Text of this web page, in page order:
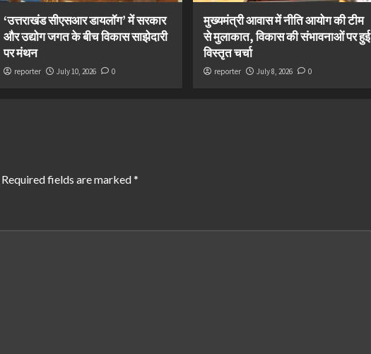
‘उत्तराखंड सीएसआर डायलॉग’ में सरकार
और उद्योग जगत के बीच विकास साझेदारी
पर मंथन
reporter July 10, 2026 0
मुख्यमंत्री आवास में नीति आयोग की टीम
से मुलाकात, विकास की संभावनाओं पर हुई
विस्तृत चर्चा
reporter July 8, 2026 0
Required fields are marked*